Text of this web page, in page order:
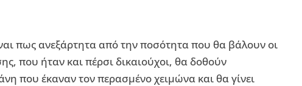
πως ανεξάρτητα από την ποσότητα που θα βάλουν οι
που ήταν και πέρσι δικαιούχοι, θα δοθούν
που έκαναν τον περασμένο χειμώνα και θα γίνει